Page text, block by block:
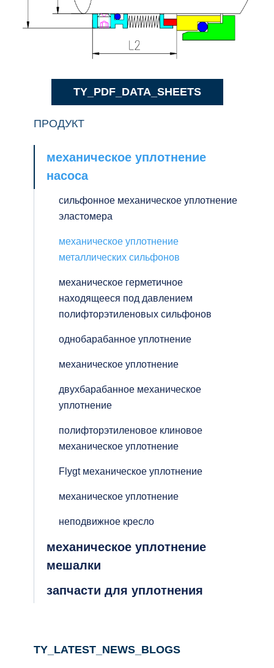
TY_PDF_DATA_SHEETS
ПРОДУКТ
механическое уплотнение
насоса
сильфонное механическое уплотнение
эластомера
механическое уплотнение
металлических сильфонов
механическое герметичное
находящееся под давлением
полифторэтиленовых сильфонов
однобарабанное уплотнение
механическое уплотнение
двухбарабанное механическое
уплотнение
полифторэтиленовое клиновое
механическое уплотнение
Flygt механическое уплотнение
механическое уплотнение
неподвижное кресло
механическое уплотнение
мешалки
запчасти для уплотнения
TY_LATEST_NEWS_BLOGS